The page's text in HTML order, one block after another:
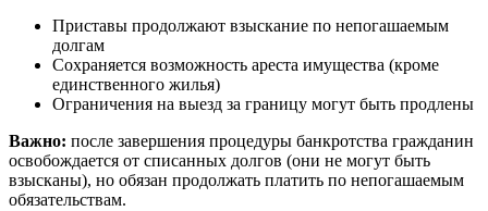
Приставы продолжают взыскание по непогашаемым
долгам
Сохраняется возможность ареста имущества (кроме
единственного жилья)
Ограничения на выезд за границу могут быть продлены
Важно: после завершения процедуры банкротства гражданин
освобождается от списанных долгов (они не могут быть
взысканы), но обязан продолжать платить по непогашаемым
обязательствам.